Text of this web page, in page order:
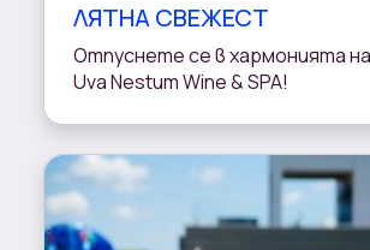
ЛЯТНА СВЕЖЕСТ
Отпуснете се в хармонията
Uva Nestum Wine & SPA!